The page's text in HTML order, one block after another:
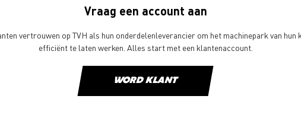
Vraag een account aan
vertrouwen op TVH als hun onderdelenleverancier om het machinepark van hun
efficiënt te laten werken. Alles start met een klantenaccount.
WORD KLANT